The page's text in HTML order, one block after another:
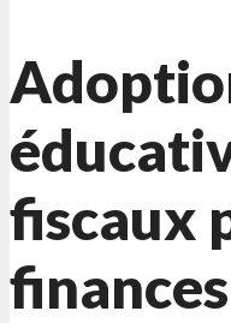
fiscaux
finances